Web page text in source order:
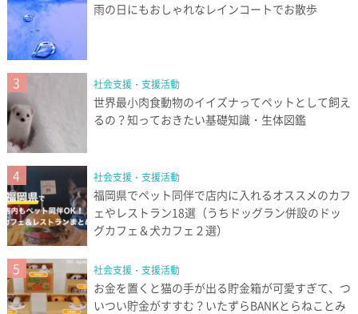
雨の日にもおしゃれなレインコートでお散歩
3 社会支援・支援活動
世界最小肉食動物のイイズナってペットとして飼え
るの？知っておきたい基礎知識・生体図鑑
4 社会支援・支援活動
福岡県でペット同伴で店内に入れるオススメのカフ
ェやレストラン18選（うちドッグラン併設のドッ
グカフェ＆犬カフェ２選）
5 社会支援・支援活動
お金を置くと猫の手が出る貯金箱が可愛すぎて、つ
いつい貯金がすすむ？いたずらBANKとらねことみ